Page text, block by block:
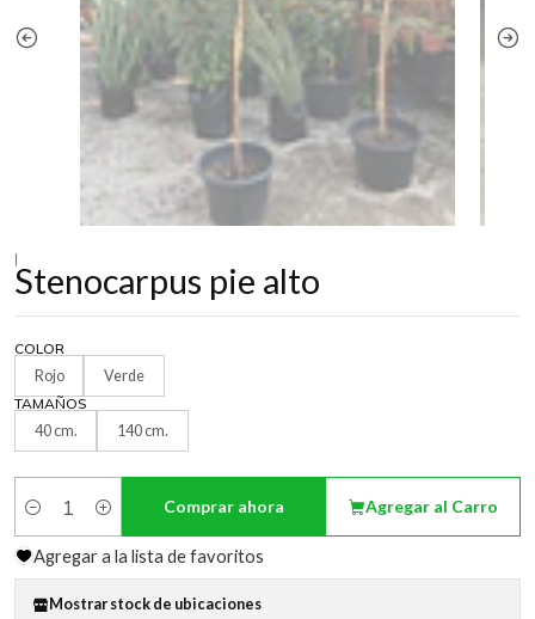
|
Stenocarpus pie alto
COLOR
Rojo
Verde
TAMAÑOS
40 cm.
140 cm.
Cantidad
Agregar al Carro
Comprar ahora
Agregar a la lista de favoritos
Mostrar stock de ubicaciones